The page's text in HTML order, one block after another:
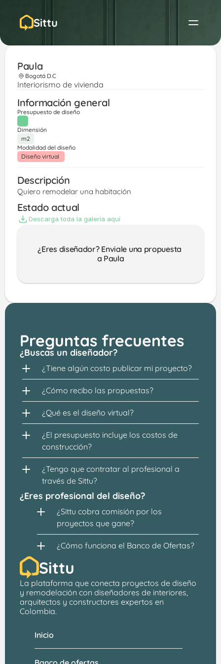
Sittu
Paula
Bogotá D.C
Interiorismo de vivienda
Información general
Presupuesto de diseño
Dimensión
m2
Modalidad del diseño
Diseño virtual
Descripción
Quiero remodelar una habitación
Estado actual
Descarga toda la galería aquí
¿Eres diseñador? Enviale una propuesta
a Paula
Preguntas frecuentes
¿Buscas un diseñador?
¿Tiene algún costo publicar mi proyecto?
¿Cómo recibo las propuestas?
¿Qué es el diseño virtual?
¿El presupuesto incluye los costos de
construcción?
¿Tengo que contratar al profesional a
través de Sittu?
¿Eres profesional del diseño?
¿Sittu cobra comisión por los
proyectos que gane?
¿Cómo funciona el Banco de Ofertas?
Sittu
La plataforma que conecta proyectos de diseño
y remodelación con diseñadores de interiores,
arquitectos y constructores expertos en
Colombia.
Inicio